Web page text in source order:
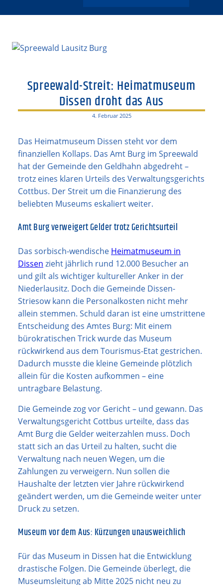
Spreewald-Streit: Heimatmuseum
Dissen droht das Aus
4. Februar 2025
Das Heimatmuseum Dissen steht vor dem
finanziellen Kollaps. Das Amt Burg im Spreewald
hat der Gemeinde den Geldhahn abgedreht –
trotz eines klaren Urteils des Verwaltungsgerichts
Cottbus. Der Streit um die Finanzierung des
beliebten Museums eskaliert weiter.
Amt Burg verweigert Gelder trotz Gerichtsurteil
Das sorbisch-wendische Heimatmuseum in
Dissen zieht jährlich rund 12.000 Besucher an
und gilt als wichtiger kultureller Anker in der
Niederlausitz. Doch die Gemeinde Dissen-
Striesow kann die Personalkosten nicht mehr
allein stemmen. Schuld daran ist eine umstrittene
Entscheidung des Amtes Burg: Mit einem
bürokratischen Trick wurde das Museum
rückwirkend aus dem Tourismus-Etat gestrichen.
Dadurch musste die kleine Gemeinde plötzlich
allein für die Kosten aufkommen – eine
untragbare Belastung.
Die Gemeinde zog vor Gericht – und gewann. Das
Verwaltungsgericht Cottbus urteilte, dass das
Amt Burg die Gelder weiterzahlen muss. Doch
statt sich an das Urteil zu halten, sucht die
Verwaltung nach neuen Wegen, um die
Zahlungen zu verweigern. Nun sollen die
Haushalte der letzten vier Jahre rückwirkend
geändert werden, um die Gemeinde weiter unter
Druck zu setzen.
Museum vor dem Aus: Kürzungen unausweichlich
Für das Museum in Dissen hat die Entwicklung
drastische Folgen. Die Gemeinde überlegt, die
Museumsleitung ab Mitte 2025 nicht neu zu